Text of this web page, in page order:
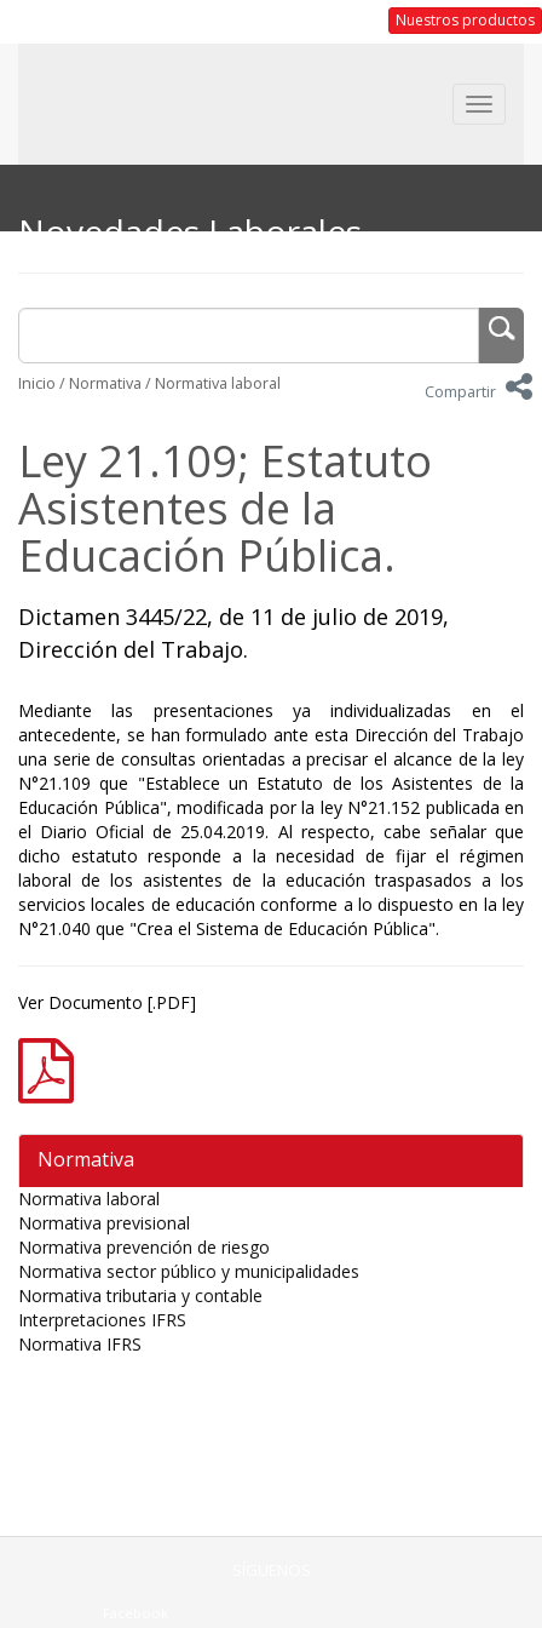
Nuestros productos
Toggle
Novedades Laborales
Inicio / Normativa / Normativa laboral Compartir
Ley 21.109; Estatuto
Asistentes de la
Educación Pública.
Dictamen 3445/22, de 11 de julio de 2019,
Dirección del Trabajo.
Mediante las presentaciones ya individualizadas en el
antecedente, se han formulado ante esta Dirección del Trabajo
una serie de consultas orientadas a precisar el alcance de la ley
N°21.109 que "Establece un Estatuto de los Asistentes de la
Educación Pública", modificada por la ley N°21.152 publicada en
el Diario Oficial de 25.04.2019. Al respecto, cabe señalar que
dicho estatuto responde a la necesidad de fijar el régimen
laboral de los asistentes de la educación traspasados a los
servicios locales de educación conforme a lo dispuesto en la ley
N°21.040 que "Crea el Sistema de Educación Pública".
Ver Documento [.PDF]
Normativa
Normativa laboral
Normativa previsional
Normativa prevención de riesgo
Normativa sector público y municipalidades
Normativa tributaria y contable
Interpretaciones IFRS
Normativa IFRS